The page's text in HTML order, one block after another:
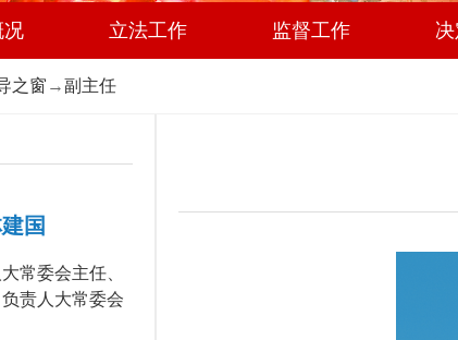
况 立法工作 监督工作
之窗 →副主任
国
常委会主任、
责人大常委会